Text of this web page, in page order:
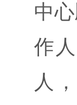
中
作
人